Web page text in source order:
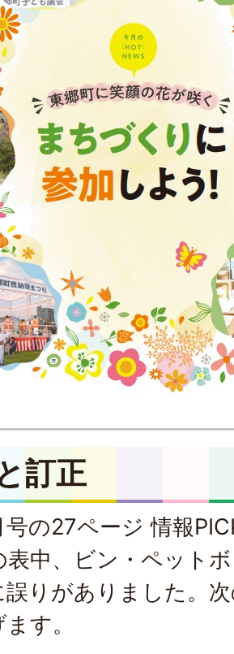
訂正
の27ページ 情報
表中、ビン・ペット
誤りがありました。
す。